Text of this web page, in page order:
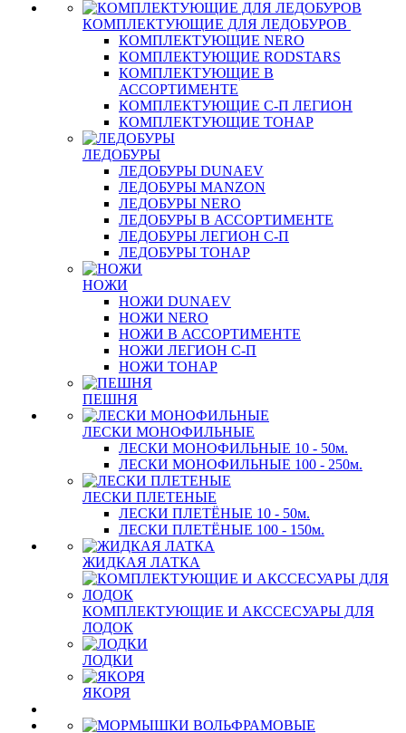
КОМПЛЕКТУЮЩИЕ ДЛЯ ЛЕДОБУРОВ
КОМПЛЕКТУЮЩИЕ NERO
КОМПЛЕКТУЮЩИЕ RODSTARS
КОМПЛЕКТУЮЩИЕ В
АССОРТИМЕНТЕ
КОМПЛЕКТУЮЩИЕ С-П ЛЕГИОН
КОМПЛЕКТУЮЩИЕ ТОНАР
ЛЕДОБУРЫ
ЛЕДОБУРЫ DUNAEV
ЛЕДОБУРЫ MANZON
ЛЕДОБУРЫ NERO
ЛЕДОБУРЫ В АССОРТИМЕНТЕ
ЛЕДОБУРЫ ЛЕГИОН С-П
ЛЕДОБУРЫ ТОНАР
НОЖИ
НОЖИ DUNAEV
НОЖИ NERO
НОЖИ В АССОРТИМЕНТЕ
НОЖИ ЛЕГИОН С-П
НОЖИ ТОНАР
ПЕШНЯ
ЛЕСКИ МОНОФИЛЬНЫЕ
ЛЕСКИ МОНОФИЛЬНЫЕ 10 - 50м.
ЛЕСКИ МОНОФИЛЬНЫЕ 100 - 250м.
ЛЕСКИ ПЛЕТЕНЫЕ
ЛЕСКИ ПЛЕТЁНЫЕ 10 - 50м.
ЛЕСКИ ПЛЕТЁНЫЕ 100 - 150м.
ЖИДКАЯ ЛАТКА
КОМПЛЕКТУЮЩИЕ И АКССЕСУАРЫ ДЛЯ
ЛОДОК
ЛОДКИ
ЯКОРЯ